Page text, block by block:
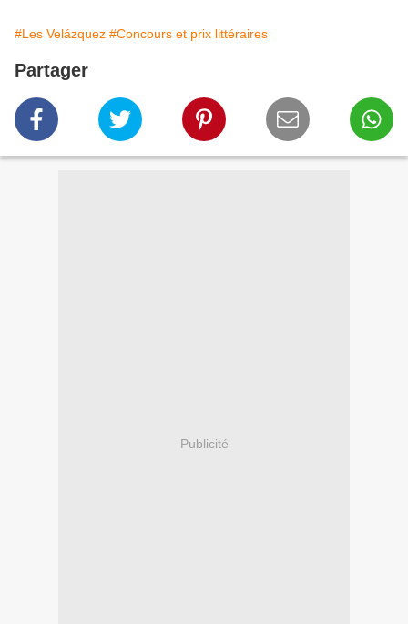
#Les Velázquez #Concours et prix littéraires
Partager
Publicité